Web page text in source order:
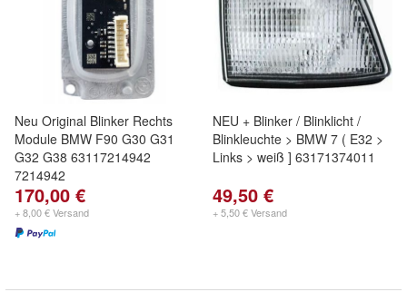
Neu Original Blinker Rechts
Module BMW F90 G30 G31
G32 G38 63117214942
7214942
170,00 €
+ 8,00 € Versand
NEU + Blinker / Blinklicht /
Blinkleuchte > BMW 7 ( E32 >
Links > weiß ] 63171374011
49,50 €
+ 5,50 € Versand